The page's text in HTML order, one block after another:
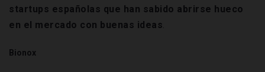
startups españolas que han sabido abrirse hueco
en el mercado con buenas ideas.
Bionox